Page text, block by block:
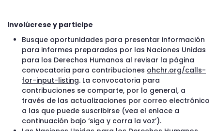
Involúcrese y participe
Busque oportunidades para presentar información
para informes preparados por las Naciones Unidas
para los Derechos Humanos al revisar la página
convocatoria para contribuciones ohchr.org/calls-
for-input-listing. La convocatoria para
contribuciones se comparte, por lo general, a
través de las actualizaciones por correo electrónico
a las que puede suscribirse (vea el enlace a
continuación bajo ‘siga y corra la voz’).